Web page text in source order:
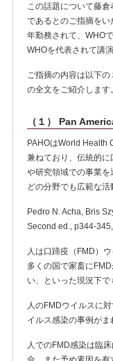
この話題について藤
であるとのご指摘を
年勤務されて、WHO
WHOを代表されて講
ご指摘の内容は以下
の全文をご紹介します
（１） Pan
PAHOはWorld Health
兼ねており、伝統的
や研究領域での事業
どの分野でも広範な
Pedro N. Acha, Bris
Second ed., p344-
人は口蹄疫（FMD）
多くの国で家畜に
い、といった現況下
人のFMDウイルスに
イルス感染の事例が
人でのFMD感染は臨